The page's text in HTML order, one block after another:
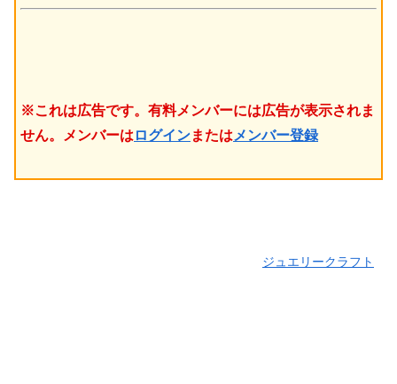
※これは広告です。有料メンバーには広告が表示されま
せん。メンバーは ログインまたは メンバー登録
ジュエリークラフト